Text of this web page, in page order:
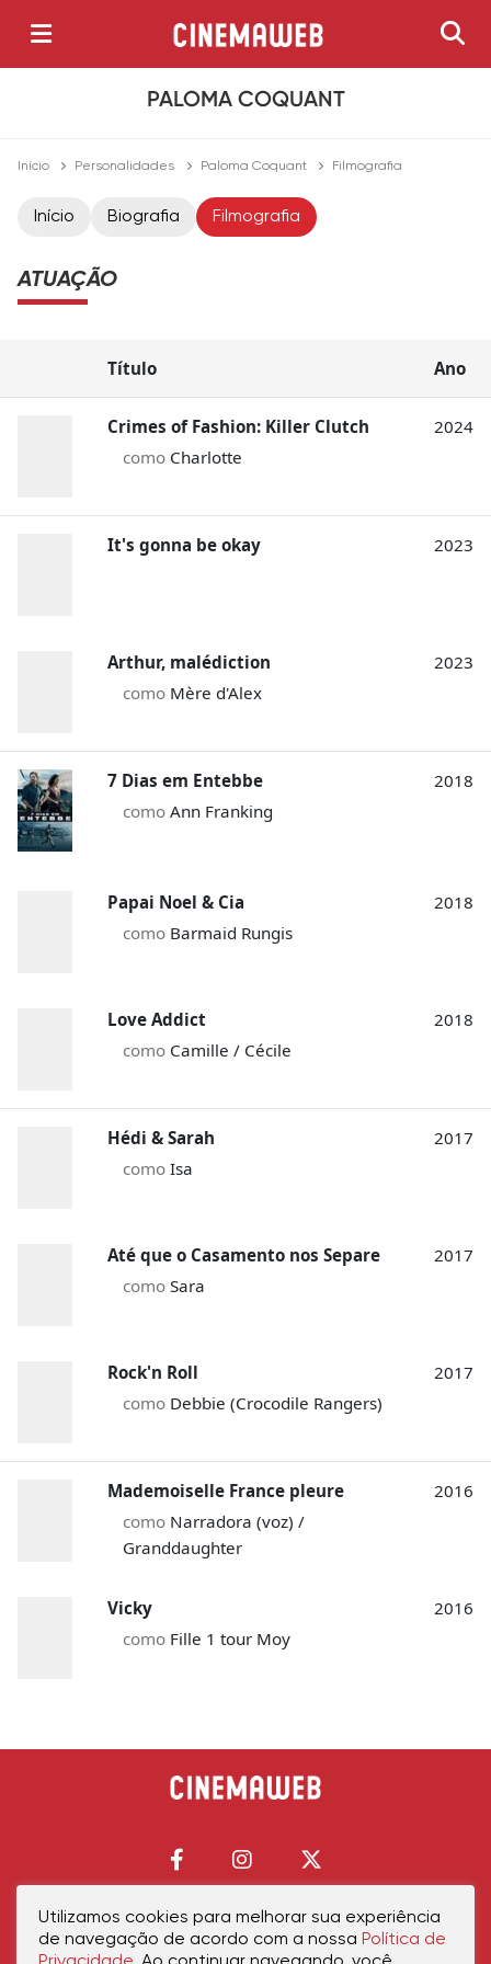
PALOMA COQUANT
Início Personalidades Paloma Coquant Filmografia
Início Biografia Filmografia
ATUAÇÃO
Título Ano
Crimes of Fashion: Killer Clutch
como Charlotte
2024
It's gonna be okay 2023
Arthur, malédiction
como Mère d'Alex
2023
7 Dias em Entebbe
como Ann Franking
2018
Papai Noel & Cia
como Barmaid Rungis
2018
Love Addict
como Camille / Cécile
2018
Hédi & Sarah
como Isa
2017
Até que o Casamento nos Separe
como Sara
2017
Rock'n Roll
como Debbie (Crocodile Rangers)
2017
Mademoiselle France pleure
como Narradora (voz) /
Granddaughter
2016
Vicky
como Fille 1 tour Moy
2016
Início Política de PrivacidadePolítica de CookiesContatoSobre Nós
Utilizamos cookies para melhorar sua experiência
de navegação de acordo com a nossa Política de